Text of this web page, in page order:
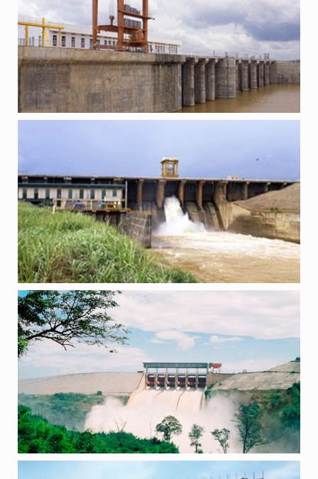
ГЕС “КАН ДОН”, В’ЄТНАМ
ПРОЕКТИ
ГЕС “ЯЛІ”, В’ЄТНАМ
ПРОЕКТИ
ГЕС “ТХАКМО” , В’ЄТНАМ
ПРОЕКТИ